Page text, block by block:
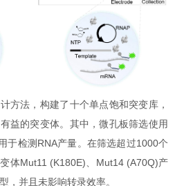
方法，构建了十个单点饱和突变库，
益的突变体。其中，微孔板筛选使用
于检测RNA产量。在筛选超过1000个
体Mut11 (K180E)、Mut14 (A70Q)产
，并且未影响转录效率。